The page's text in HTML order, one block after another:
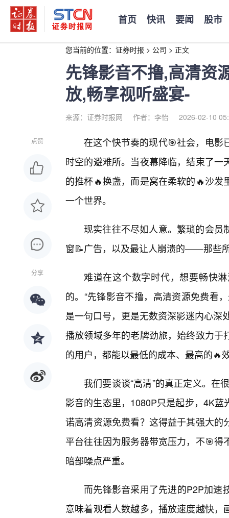
首页 快讯 要闻 股市
您当前的位置： 证券时报 > 公司 > 正文
先锋影音不撸,高清资
放,畅享视听盛宴-
来源：证券时报网 作者：李怡 2026-02-10
点赞
分享
在这个快节奏的现代🎯社会，电影
时空的避难所。当夜幕降临，结束了
的推杯🔥换盏，而是窝在柔软的🔥沙
一个世界。
现实往往不尽如人意。繁琐的会员
窗📝广告，以及最让人崩溃的——那些
难道在这个数字时代，想要畅快
的。“先锋影音不撸，高清资源免费看
是一句口号，更是无数资深影迷内心深
播放领域多年的老牌劲旅，始终致力
的用户，都能以最低的成本、最高的🔥
我们要谈谈“高清”的真正定义。在
影音的生态里，1080P只是起步，4K
诺高清资源免费看？这得益于其强大
平台往往因为服务器带宽压力，不🎯
暗部噪点严重。
而先锋影音采用了先进的P2P加速
意味着观看人数越多，播放速度越快